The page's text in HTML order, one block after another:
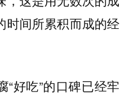
时间所累积而成的经
“好吃”的口碑已经牢